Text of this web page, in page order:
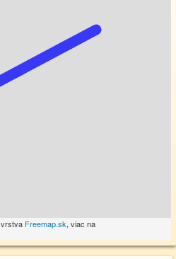
vrstva Freemap.sk, viac na